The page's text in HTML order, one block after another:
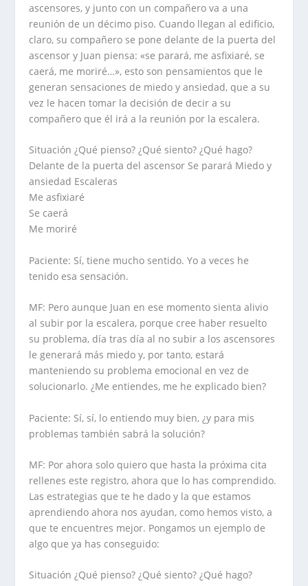
ascensores, y junto con un compañero va a una
reunión de un décimo piso. Cuando llegan al edificio,
claro, su compañero se pone delante de la puerta del
ascensor y Juan piensa: «se parará, me asfixiaré, se
caerá, me moriré…», esto son pensamientos que le
generan sensaciones de miedo y ansiedad, que a su
vez le hacen tomar la decisión de decir a su
compañero que él irá a la reunión por la escalera.
Situación ¿Qué pienso? ¿Qué siento? ¿Qué hago?
Delante de la puerta del ascensor Se parará Miedo y
ansiedad Escaleras
Me asfixiaré
Se caerá
Me moriré
Paciente: Sí, tiene mucho sentido. Yo a veces he
tenido esa sensación.
MF: Pero aunque Juan en ese momento sienta alivio
al subir por la escalera, porque cree haber resuelto
su problema, día tras día al no subir a los ascensores
le generará más miedo y, por tanto, estará
manteniendo su problema emocional en vez de
solucionarlo. ¿Me entiendes, me he explicado bien?
Paciente: Sí, sí, lo entiendo muy bien, ¿y para mis
problemas también sabrá la solución?
MF: Por ahora solo quiero que hasta la próxima cita
rellenes este registro, ahora que lo has comprendido.
Las estrategias que te he dado y la que estamos
aprendiendo ahora nos ayudan, como hemos visto, a
que te encuentres mejor. Pongamos un ejemplo de
algo que ya has conseguido:
Situación ¿Qué pienso? ¿Qué siento? ¿Qué hago?